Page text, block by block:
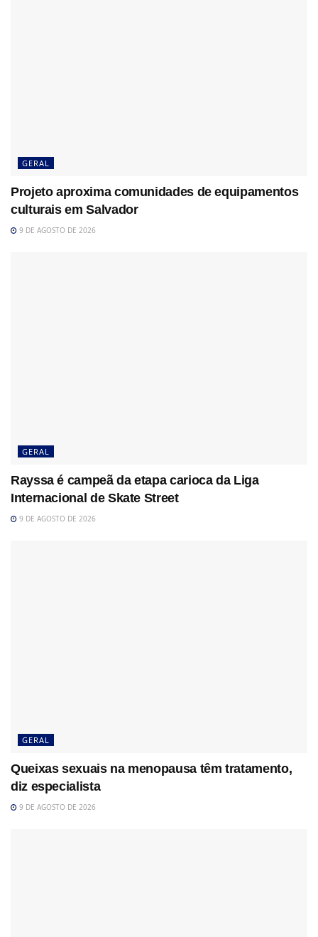
GERAL
Projeto aproxima comunidades de equipamentos
culturais em Salvador
9 DE AGOSTO DE 2026
GERAL
Rayssa é campeã da etapa carioca da Liga
Internacional de Skate Street
9 DE AGOSTO DE 2026
GERAL
Queixas sexuais na menopausa têm tratamento,
diz especialista
9 DE AGOSTO DE 2026